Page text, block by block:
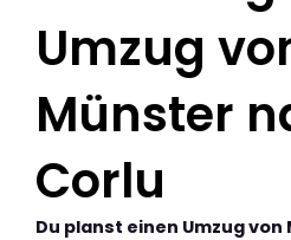
Umzug
Münster
Corlu
Du planst einen Umzug